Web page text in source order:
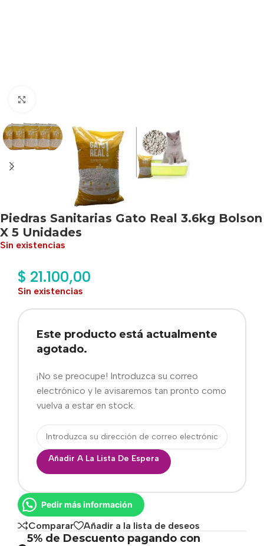
Piedras Sanitarias Gato Real 3.6kg Bolson
X 5 Unidades
Sin existencias
$ 21.100,00
Sin existencias
Este producto está actualmente
agotado.
¡No se preocupe! Introduzca su correo
electrónico y le avisaremos tan pronto como
vuelva a estar en stock.
Añadir A La Lista De Espera
Pedir más información
Comparar Añadir a la lista de deseos
5% de Descuento pagando con